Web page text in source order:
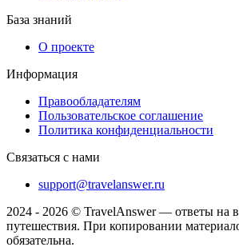
База знаний
О проекте
Информация
Правообладателям
Пользовательское соглашение
Политика конфиденциальности
Связаться с нами
support@travelanswer.ru
2024 - 2026 © TravelAnswer — ответы на
путешествия. При копировании
обязательна.